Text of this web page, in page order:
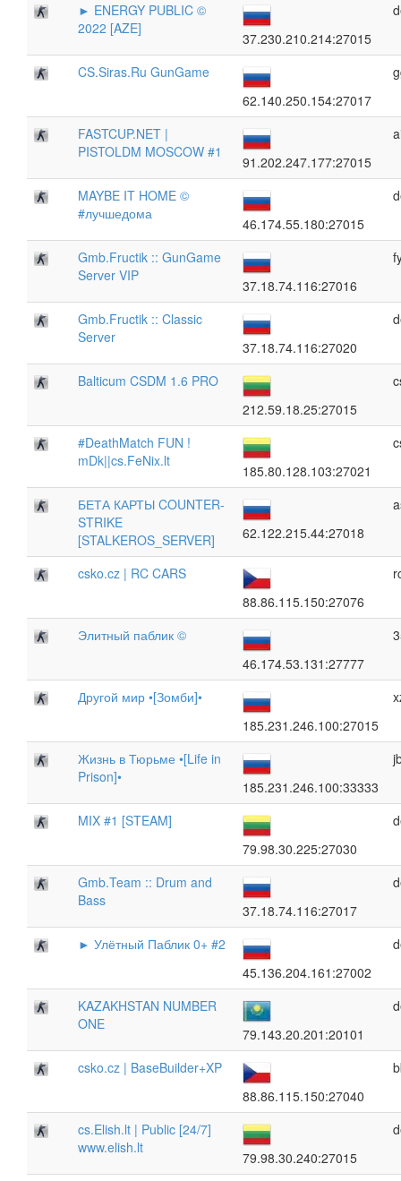
► ENERGY PUBLIC ©
2022 [AZE]
37.230.210.214:27015
CS.Siras.Ru GunGame
62.140.250.154:27017
FASTCUP.NET |
PISTOLDM MOSCOW #1
91.202.247.177:27015
MAYBE IT HOME ©
#лучшедома
46.174.55.180:27015
Gmb.Fructik :: GunGame
Server VIP
37.18.74.116:27016
Gmb.Fructik :: Classic
Server
37.18.74.116:27020
Balticum CSDM 1.6 PRO
212.59.18.25:27015
#DeathMatch FUN !
mDk||cs.FeNix.lt
185.80.128.103:27021
БЕТА КАРТЫ COUNTER-
STRIKE
[STALKEROS_SERVER]
62.122.215.44:27018
csko.cz | RC CARS
88.86.115.150:27076
Элитный паблик ©
46.174.53.131:27777
Другой мир •[Зомби]•
185.231.246.100:27015
Жизнь в Тюрьме •[Life in
Prison]•
185.231.246.100:33333
MIX #1 [STEAM]
79.98.30.225:27030
Gmb.Team :: Drum and
Bass
37.18.74.116:27017
► Улётный Паблик 0+ #2
45.136.204.161:27002
KAZAKHSTAN NUMBER
ONE
79.143.20.201:20101
csko.cz | BaseBuilder+XP
88.86.115.150:27040
cs.Elish.lt | Public [24/7]
www.elish.lt
79.98.30.240:27015